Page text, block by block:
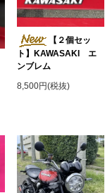
【２個セッ
ト】KAWASAKI エ
ンブレム
8,500円(税抜)